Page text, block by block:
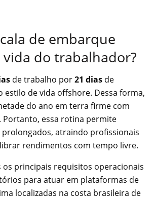
de embarque
vida do trabalhador?
de trabalho por21 dias de
estilo de vida offshore. Dessa forma,
do ano em terra firme com
Portanto, essa rotina permite
prolongados, atraindo profissionais
rendimentos com tempo livre.
os principais requisitos operacionais
para atuar em plataformas de
localizadas na costa brasileira de